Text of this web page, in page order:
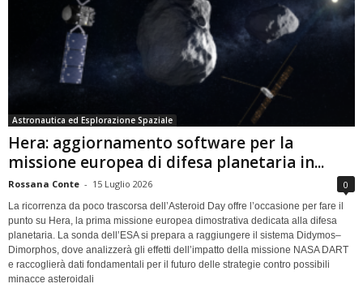
Astronautica ed Esplorazione Spaziale
Hera: aggiornamento software per la
missione europea di difesa planetaria in...
Rossana Conte - 15 Luglio 2026 0
La ricorrenza da poco trascorsa dell’Asteroid Day offre l’occasione per fare il
punto su Hera, la prima missione europea dimostrativa dedicata alla difesa
planetaria. La sonda dell’ESA si prepara a raggiungere il sistema Didymos–
Dimorphos, dove analizzerà gli effetti dell’impatto della missione NASA DART
e raccoglierà dati fondamentali per il futuro delle strategie contro possibili
minacce asteroidali